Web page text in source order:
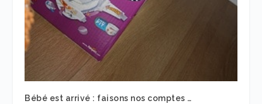
Bébé est arrivé : faisons nos comptes …